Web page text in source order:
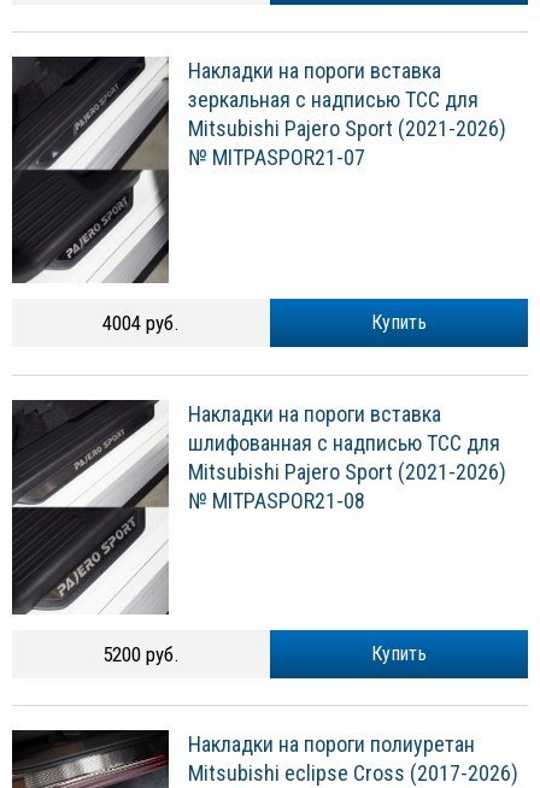
Накладки на пороги вставка
зеркальная с надписью ТСС для
Mitsubishi Pajero Sport (2021-2026)
№ MITPASPOR21-07
Купить
4004 руб.
Накладки на пороги вставка
шлифованная с надписью ТСС для
Mitsubishi Pajero Sport (2021-2026)
№ MITPASPOR21-08
Купить
5200 руб.
Накладки на пороги полиуретан
Mitsubishi eclipse Cross (2017-2026)